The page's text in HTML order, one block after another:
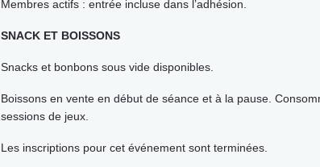
Membres actifs : entrée incluse dans l’adhésion.
SNACK ET BOISSONS
Snacks et bonbons sous vide disponibles.
Boissons en vente en début de séance et à la pause.
sessions de jeux.
Les inscriptions pour cet événement sont terminées.